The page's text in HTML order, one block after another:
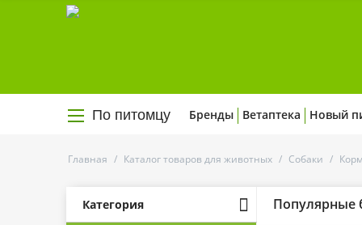
По питомцу Бренды Ветаптека Новый
Главная / Каталог товаров для животных / Собаки /
Категория Популярные